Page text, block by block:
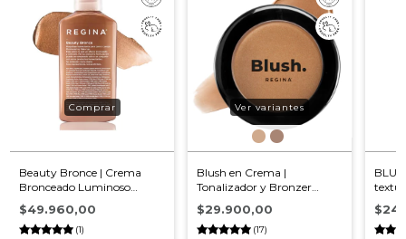
Beauty Bronce | Crema
Bronceado Luminoso
Natural
(1)
$49.960,00
Blush en Crema |
Tonalizador y Bronzer
Natural
(17)
$29.900,00
Ver variantes